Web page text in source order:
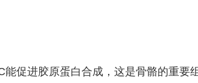
促进胶原蛋白合成，这是骨骼的重要